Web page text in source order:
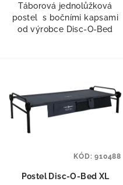
Táborová jednolůžková
postel s bočními kapsami
od výrobce Disc-O-Bed
Postel Disc-O-Bed XL
KÓD:910488